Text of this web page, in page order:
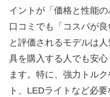
イントが「価格と性能
口コミでも「コスパが良
と評価されるモデルは
具を購入する人でも安
ます。特に、強力トル
ト、LEDライトなど必